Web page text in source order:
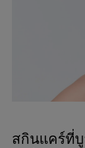
สกินแคร์ที่